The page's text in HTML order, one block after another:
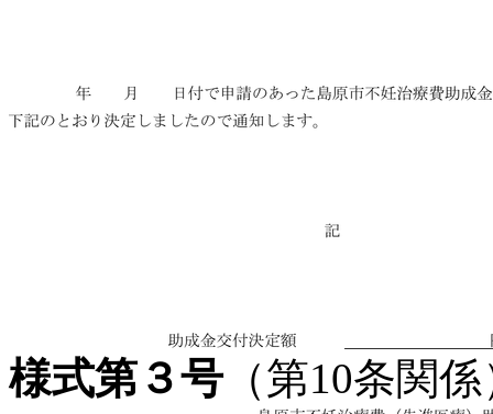
様式第３号（第10条関係